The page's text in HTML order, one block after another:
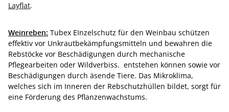
Layflat.
Weinreben: Tubex EInzelschutz für den Weinbau schützen
effektiv vor Unkrautbekämpfungsmitteln und bewahren die
Rebstöcke vor Beschädigungen durch mechanische
Pflegearbeiten oder Wildverbiss. entstehen können sowie vor
Beschädigungen durch äsende Tiere. Das Mikroklima,
welches sich im Inneren der Rebschutzhüllen bildet, sorgt für
eine Förderung des Pflanzenwachstums.